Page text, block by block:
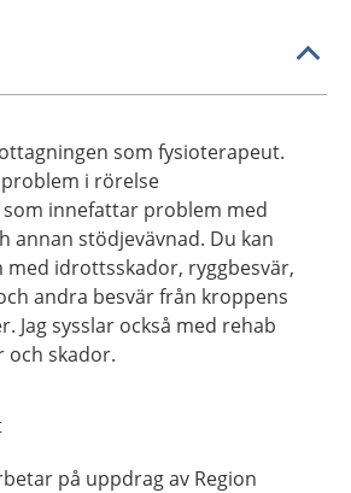
som fysioterapeut.
i rörelse
innefattar problem med
annan stödjevävnad. Du kan
idrottsskador, ryggbesvär,
andra besvär från kroppens
Jag sysslar också med rehab
och skador.
på uppdrag av Region